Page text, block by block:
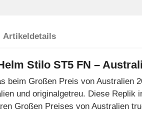
Artikeldetails
Stilo ST5 FN –
beim Großen Preis von Australien
und originalgetreu. Diese
Großen Preises von Australien